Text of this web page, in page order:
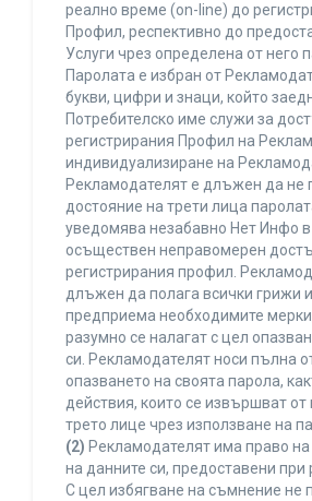
реално време (on-line) до
Профил, респективно до
Услуги чрез определена от него
Паролата е избран от
букви, цифри и знаци, който
Потребителско име служи за
регистрирания Профил на
индивидуализиране на
Рекламодателят е длъжен да не
достояние на трети лица
уведомява незабавно Нет Инфо в
осъществен неправомерен
регистрирания профил.
длъжен да полага всички грижи
предприема необходимите
разумно се налагат с цел
си. Рекламодателят носи пълна
опазването на своята парола,
действия, които се извършват от
трето лице чрез използване на
(2) Рекламодателят има право
на данните си, предоставени при
С цел избягване на съмнение не